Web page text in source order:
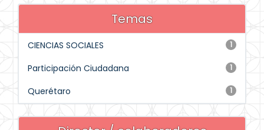
Temas
1
CIENCIAS SOCIALES
1
Participación Ciudadana
1
Querétaro